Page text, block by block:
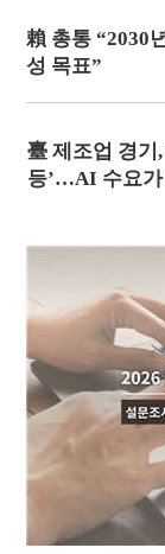
賴 총통 “2030
성 목표”
臺 제조업 경기
등’…AI 수요가